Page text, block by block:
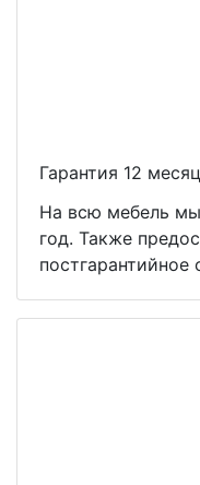
Гарантия 12
На всю мебель
год. Также
постгарантийное